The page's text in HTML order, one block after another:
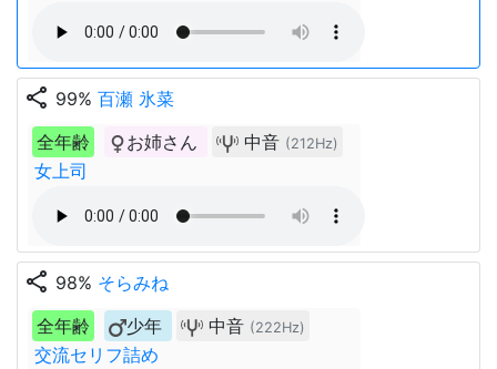
share 99% 百瀬 氷菜
全年齢
お姉さん 中音 (212Hz)
女上司
share 98% そらみね
全年齢
少年 中音 (222Hz)
交流セリフ詰め